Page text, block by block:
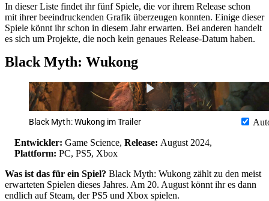
In dieser Liste findet ihr fünf Spiele, die vor ihrem Release schon
mit ihrer beeindruckenden Grafik überzeugen konnten. Einige dieser
Spiele könnt ihr schon in diesem Jahr erwarten. Bei anderen handelt
es sich um Projekte, die noch kein genaues Release-Datum haben.
Black Myth: Wukong
Black Myth: Wukong im Trailer
Entwickler: Game Science, Release: August 2024,
Plattform: PC, PS5, Xbox
Was ist das für ein Spiel? Black Myth: Wukong zählt zu den meist
erwarteten Spielen dieses Jahres. Am 20. August könnt ihr es dann
endlich auf Steam, der PS5 und Xbox spielen.